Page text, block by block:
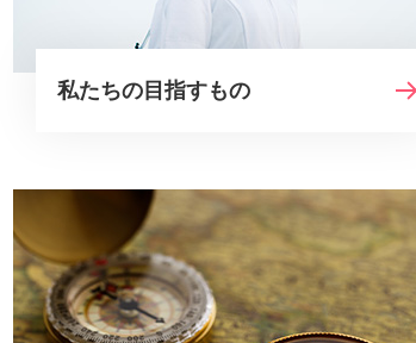
私たちの目指すもの